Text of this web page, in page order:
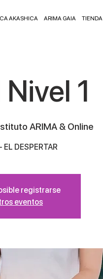
AKASHICA ARIMA GAIA TIENDA
Nivel 1
ARIMA & Online
EL DESPERTAR
registrarse
eventos